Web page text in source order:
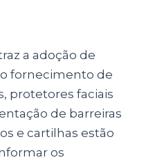
a adoção de
fornecimento de
protetores faciais
de barreiras
e cartilhas estão
os